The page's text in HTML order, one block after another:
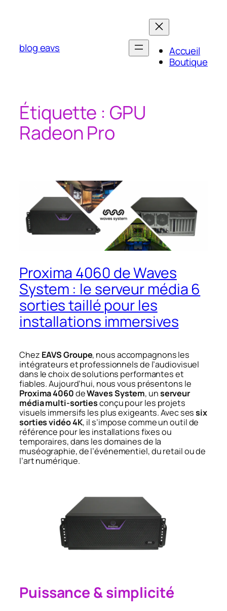
blog eavs
Accueil
Boutique
Étiquette : GPU
Radeon Pro
Proxima 4060 de Waves
System : le serveur média 6
sorties taillé pour les
installations immersives
Chez EAVS Groupe, nous accompagnons les
intégrateurs et professionnels de l’audiovisuel
dans le choix de solutions performantes et
fiables. Aujourd’hui, nous vous présentons le
Proxima 4060deWaves System, unserveur
média multi-sortiesconçu pour les projets
visuels immersifs les plus exigeants. Avec sessix
sorties vidéo 4K, il s’impose comme un outil de
référence pour les installations fixes ou
temporaires, dans les domaines de la
muséographie, de l’événementiel, du retail ou de
l’art numérique.
Puissance & simplicité